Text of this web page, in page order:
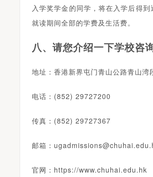
入学奖学金的同学，将在入学后得
就读期间全部的学费及生活费。
八、请您介绍一下学校咨
地址：香港新界屯门青山公路青山湾
电话：(852) 29727200
传真：(852) 29727367
邮箱：
官网：https://www.chuhai.edu.hk